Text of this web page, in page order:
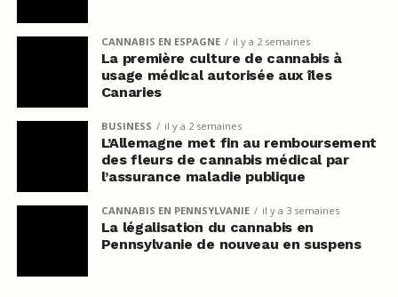
CANNABIS EN ESPAGNE il y a 2 semaines
La première culture de cannabis à
usage médical autorisée aux îles
Canaries
BUSINESS il y a 2 semaines
L’Allemagne met fin au remboursement
des fleurs de cannabis médical par
l’assurance maladie publique
CANNABIS EN PENNSYLVANIE il y a 3 semaines
La légalisation du cannabis en
Pennsylvanie de nouveau en suspens